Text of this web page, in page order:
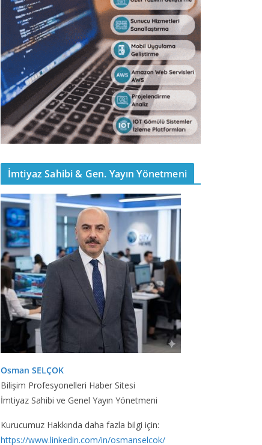
İmtiyaz Sahibi & Gen. Yayın Yönetmeni
Osman SELÇOK
Bilişim Profesyonelleri Haber Sitesi
İmtiyaz Sahibi ve Genel Yayın Yönetmeni
Kurucumuz Hakkında daha fazla bilgi için:
https://www.linkedin.com/in/osmanselcok/